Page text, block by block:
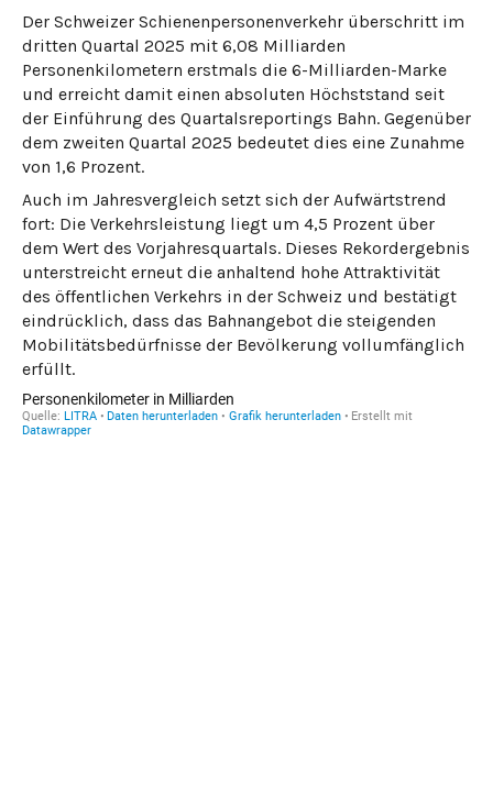
Der Schweizer Schienenpersonenverkehr überschritt im
dritten Quartal 2025 mit 6,08 Milliarden
Personenkilometern erstmals die 6-Milliarden-Marke
und erreicht damit einen absoluten Höchststand seit
der Einführung des Quartalsreportings Bahn. Gegenüber
dem zweiten Quartal 2025 bedeutet dies eine Zunahme
von 1,6 Prozent.
Auch im Jahresvergleich setzt sich der Aufwärtstrend
fort: Die Verkehrsleistung liegt um 4,5 Prozent über
dem Wert des Vorjahresquartals. Dieses Rekordergebnis
unterstreicht erneut die anhaltend hohe Attraktivität
des öffentlichen Verkehrs in der Schweiz und bestätigt
eindrücklich, dass das Bahnangebot die steigenden
Mobilitätsbedürfnisse der Bevölkerung vollumfänglich
erfüllt.